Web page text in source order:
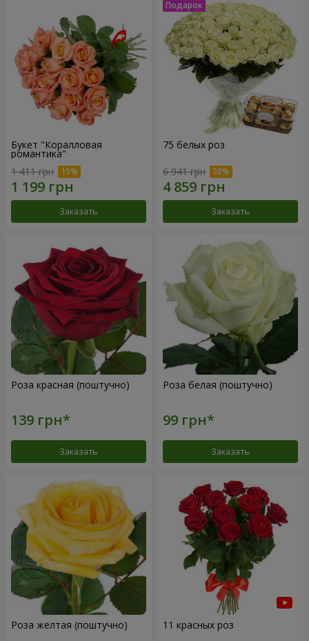
Букет "Коралловая
романтика"
1 411 грн
Заказать
75 белых роз
6 941 грн
Заказать
Роза красная (поштучно)
Заказать
Роза белая (поштучно)
Заказать
Роза желтая (поштучно) 11 красных роз